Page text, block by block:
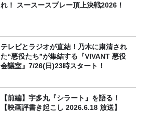
れ！ スースースプレー頂上決戦2026！
テレビとラジオが直結！乃木に粛清され
た“悪役たち”が集結する『VIVANT 悪役
会議室』7/26(日)23時スタート！
【前編】宇多丸『シラート』を語る！
【映画評書き起こし 2026.6.18 放送】